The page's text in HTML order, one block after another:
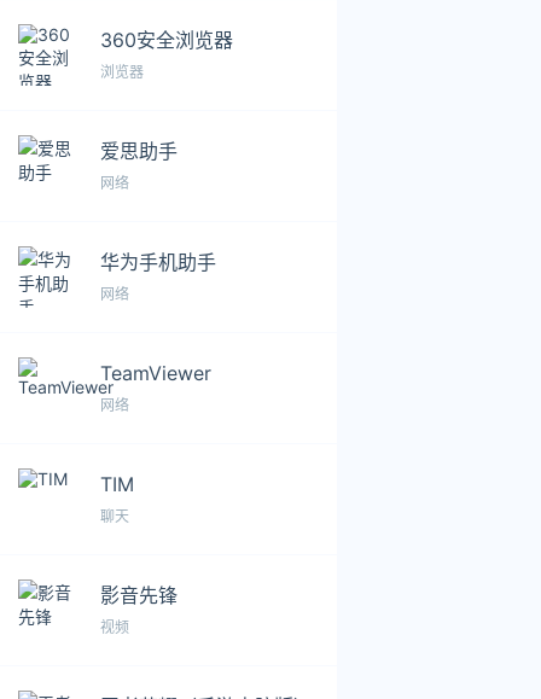
360安全浏览器
浏览器
爱思助手
网络
华为手机助手
网络
TeamViewer
网络
TIM
聊天
影音先锋
视频